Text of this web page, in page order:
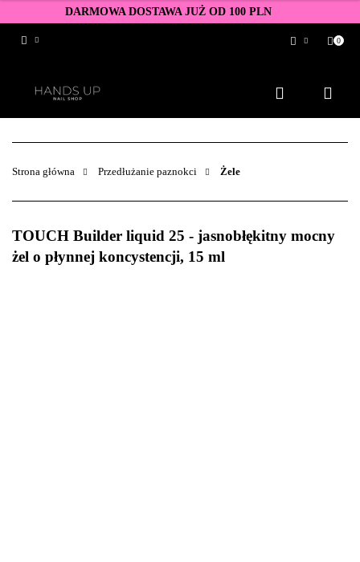
DARMOWA DOSTAWA JUŻ OD 100 PLN
Zarejestruj się
Dodaj zgłoszenie
Zgody cookies
0
Strona główna Przedłużanie paznokci Żele
TOUCH Builder liquid 25 - jasnobłękitny mocny
żel o płynnej koncystencji, 15 ml